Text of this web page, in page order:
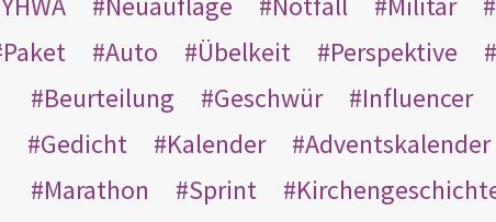
Paket
Auto Übelkeit Perspektive
Beurteilung
Geschwür Influencer
Gedicht
Kalender Adventskalender
Marathon
Sprint